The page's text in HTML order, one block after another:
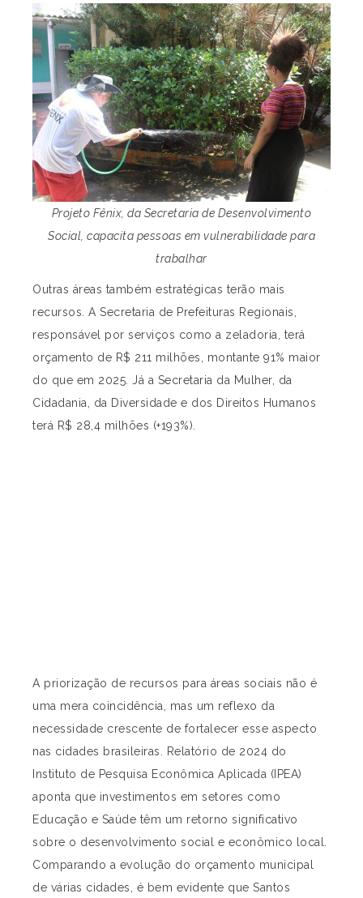
Projeto Fênix, da Secretaria de Desenvolvimento
Social, capacita pessoas em vulnerabilidade para
trabalhar
Outras áreas também estratégicas terão mais
recursos. A Secretaria de Prefeituras Regionais,
responsável por serviços como a zeladoria, terá
orçamento de R$ 211 milhões, montante 91% maior
do que em 2025. Já a Secretaria da Mulher, da
Cidadania, da Diversidade e dos Direitos Humanos
terá R$ 28,4 milhões (+193%).
A priorização de recursos para áreas sociais não é
uma mera coincidência, mas um reflexo da
necessidade crescente de fortalecer esse aspecto
nas cidades brasileiras. Relatório de 2024 do
Instituto de Pesquisa Econômica Aplicada (IPEA)
aponta que investimentos em setores como
Educação e Saúde têm um retorno significativo
sobre o desenvolvimento social e econômico local.
Comparando a evolução do orçamento municipal
de várias cidades, é bem evidente que Santos